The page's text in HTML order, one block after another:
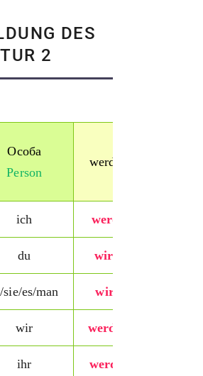
DES
2
Особа
Person
werden
ich werde
du wirst
sie/es/man wird
wir werden
ihr werdet